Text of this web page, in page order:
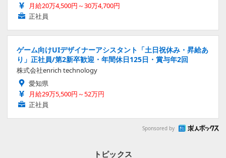
月給20万4,500円～30万4,700円
正社員
ゲーム向けUIデザイナーアシスタント「土日祝休み・昇給あ
り」正社員/第2新卒歓迎・年間休日125日・賞与年2回
株式会社enrich technology
愛知県
月給29万5,500円～52万円
正社員
Sponsored by
トピックス